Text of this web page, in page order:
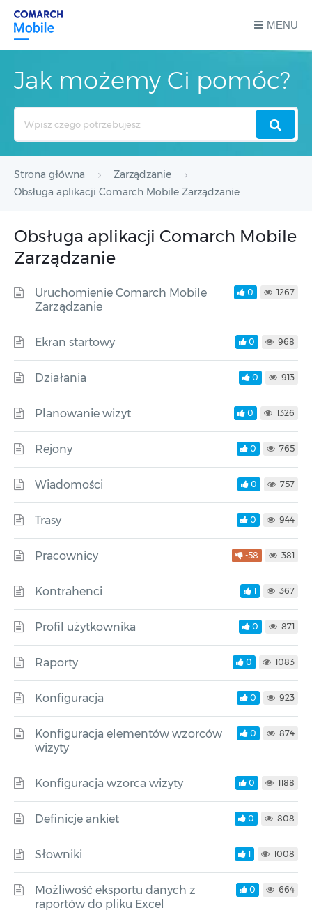
MENU
Jak możemy Ci pomóc?
Strona główna
Zarządzanie
Obsługa aplikacji Comarch Mobile Zarządzanie
Obsługa aplikacji Comarch Mobile
Zarządzanie
Uruchomienie Comarch Mobile
Zarządzanie
0 1267
Ekran startowy 0 968
Działania 0 913
Planowanie wizyt 0 1326
Rejony 0 765
Wiadomości 0 757
Trasy 0 944
Pracownicy -58 381
Kontrahenci 1 367
Profil użytkownika 0 871
Raporty 0 1083
Konfiguracja 0 923
Konfiguracja elementów wzorców
wizyty
0 874
Konfiguracja wzorca wizyty 0 1188
Definicje ankiet 0 808
Słowniki 1 1008
Możliwość eksportu danych z
raportów do pliku Excel
0 664